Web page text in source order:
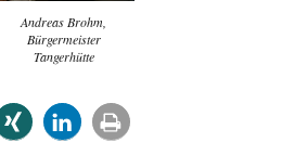
Andreas Brohm,
Bürgermeister
Tangerhütte